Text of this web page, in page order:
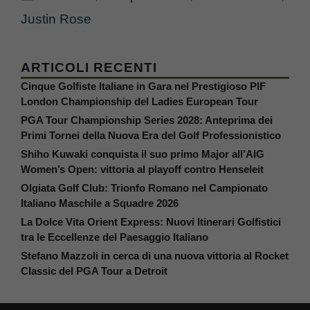
Justin Rose
ARTICOLI RECENTI
Cinque Golfiste Italiane in Gara nel Prestigioso PIF
London Championship del Ladies European Tour
PGA Tour Championship Series 2028: Anteprima dei
Primi Tornei della Nuova Era del Golf Professionistico
Shiho Kuwaki conquista il suo primo Major all’AIG
Women’s Open: vittoria al playoff contro Henseleit
Olgiata Golf Club: Trionfo Romano nel Campionato
Italiano Maschile a Squadre 2026
La Dolce Vita Orient Express: Nuovi Itinerari Golfistici
tra le Eccellenze del Paesaggio Italiano
Stefano Mazzoli in cerca di una nuova vittoria al Rocket
Classic del PGA Tour a Detroit